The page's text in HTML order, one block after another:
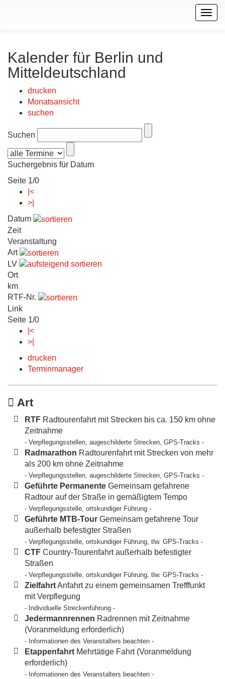
Kalender für Berlin und
Mitteldeutschland
drucken
Monatsansicht
suchen
Suchen
Suchergebnis für Datum
Seite 1/0
|<
>|
Datum
Zeit
Veranstaltung
Art
LV
Ort
km
RTF-Nr.
Link
Seite 1/0
|<
>|
drucken
Terminmanager
Art
RTF Radtourenfahrt mit Strecken bis ca. 150 km ohne
Zeitnahme
- Verpflegungsstellen, augeschilderte Strecken, GPS-Tracks -
Radmarathon Radtourenfahrt mit Strecken von mehr
als 200 km ohne Zeitnahme
- Verpflegungsstellen, augeschilderte Strecken, GPS-Tracks -
Geführte Permanente Gemeinsam gefahrene
Radtour auf der Straße in gemäßigtem Tempo
- Verpflegungsstelle, ortskundiger Führung -
Geführte MTB-Tour Gemeinsam gefahrene Tour
außerhalb befestigter Straßen
- Verpflegungsstelle, ortskundiger Führung, tlw. GPS-Tracks -
CTF Country-Tourenfahrt außerhalb befestigter
Straßen
- Verpflegungsstelle, ortskundiger Führung, tlw. GPS-Tracks -
ZielfahrtAnfahrt zu einem gemeinsamen Trefffunkt
mit Verpflegung
- Individuelle Streckenführung -
Jedermannrennen Radrennen mit Zeitnahme
(Voranmeldung erforderlich)
- Informationen des Veranstalters beachten -
Etappenfahrt Mehrtätige Fahrt (Voranmeldung
erforderlich)
- Informationen des Veranstalters beachten -